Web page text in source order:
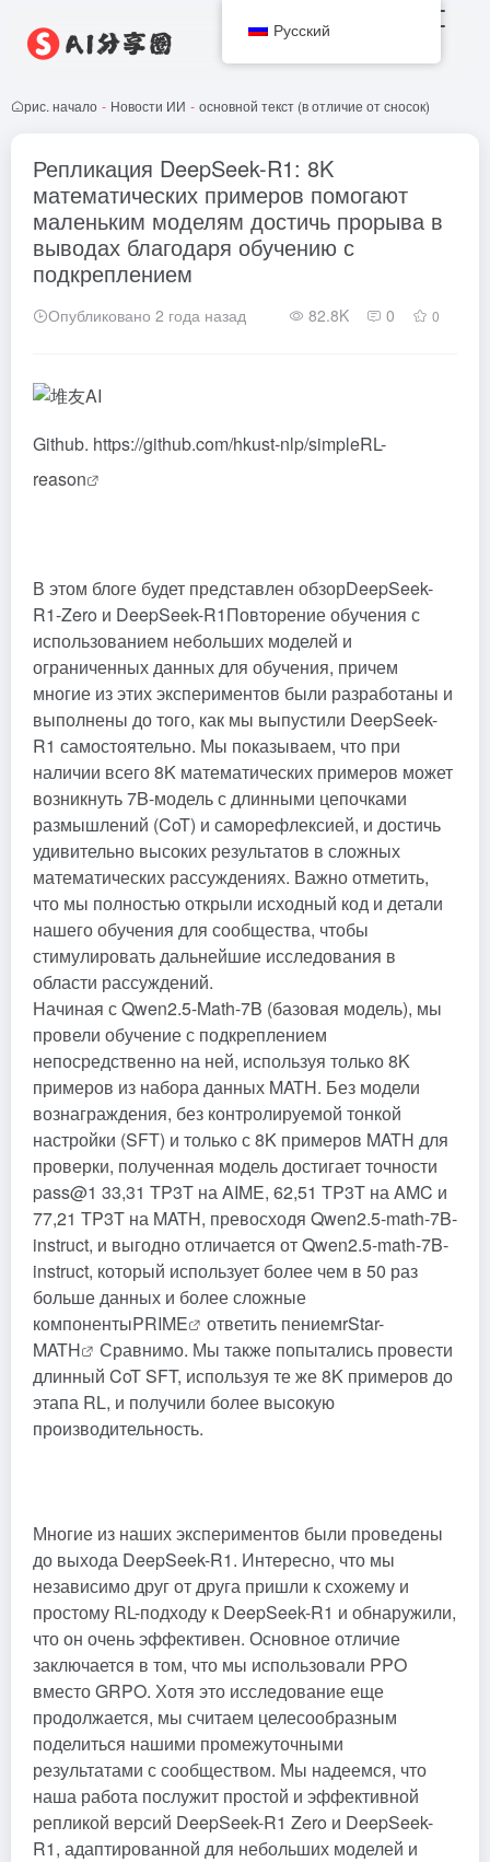
рис. начало - Новости ИИ - основной текст (в отличие от сносок)
Репликация DeepSeek-R1: 8K
математических примеров помогают
маленьким моделям достичь прорыва в
выводах благодаря обучению с
подкреплением
Опубликовано 2 года назад 82.8K 0 0
Github. https://github.com/hkust-nlp/simpleRL-
reason
В этом блоге будет представлен обзорDeepSeek-
R1-Zero и DeepSeek-R1Повторение обучения с
использованием небольших моделей и
ограниченных данных для обучения, причем
многие из этих экспериментов были разработаны и
выполнены до того, как мы выпустили DeepSeek-
R1 самостоятельно. Мы показываем, что при
наличии всего 8K математических примеров может
возникнуть 7B-модель с длинными цепочками
размышлений (CoT) и саморефлексией, и достичь
удивительно высоких результатов в сложных
математических рассуждениях. Важно отметить,
что мы полностью открыли исходный код и детали
нашего обучения для сообщества, чтобы
стимулировать дальнейшие исследования в
области рассуждений.
Начиная с Qwen2.5-Math-7B (базовая модель), мы
провели обучение с подкреплением
непосредственно на ней, используя только 8K
примеров из набора данных MATH. Без модели
вознаграждения, без контролируемой тонкой
настройки (SFT) и только с 8K примеров MATH для
проверки, полученная модель достигает точности
pass@1 33,31 TP3T на AIME, 62,51 TP3T на AMC и
77,21 TP3T на MATH, превосходя Qwen2.5-math-7B-
instruct, и выгодно отличается от Qwen2.5-math-7B-
instruct, который использует более чем в 50 раз
больше данных и более сложные
компонентыPRIME ответить пениемrStar-
MATH
Сравнимо. Мы также попытались провести
длинный CoT SFT, используя те же 8K примеров до
этапа RL, и получили более высокую
производительность.
Многие из наших экспериментов были проведены
до выхода DeepSeek-R1. Интересно, что мы
независимо друг от друга пришли к схожему и
простому RL-подходу к DeepSeek-R1 и обнаружили,
что он очень эффективен. Основное отличие
заключается в том, что мы использовали PPO
вместо GRPO. Хотя это исследование еще
продолжается, мы считаем целесообразным
поделиться нашими промежуточными
результатами с сообществом. Мы надеемся, что
наша работа послужит простой и эффективной
репликой версий DeepSeek-R1 Zero и DeepSeek-
R1, адаптированной для небольших моделей и
Русский